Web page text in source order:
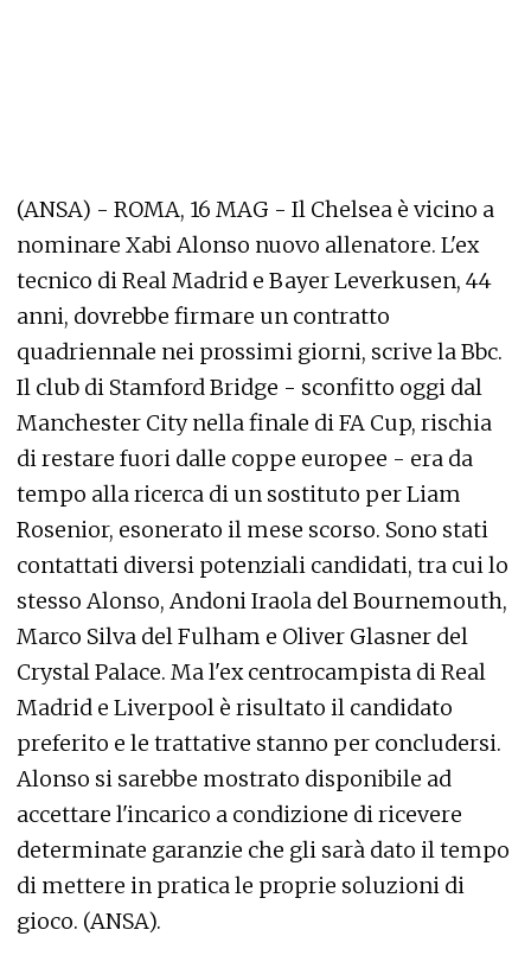
(ANSA) - ROMA, 16 MAG - Il Chelsea è vicino a
nominare Xabi Alonso nuovo allenatore. L'ex
tecnico di Real Madrid e Bayer Leverkusen, 44
anni, dovrebbe firmare un contratto
quadriennale nei prossimi giorni, scrive la Bbc.
Il club di Stamford Bridge - sconfitto oggi dal
Manchester City nella finale di FA Cup, rischia
di restare fuori dalle coppe europee - era da
tempo alla ricerca di un sostituto per Liam
Rosenior, esonerato il mese scorso. Sono stati
contattati diversi potenziali candidati, tra cui lo
stesso Alonso, Andoni Iraola del Bournemouth,
Marco Silva del Fulham e Oliver Glasner del
Crystal Palace. Ma l'ex centrocampista di Real
Madrid e Liverpool è risultato il candidato
preferito e le trattative stanno per concludersi.
Alonso si sarebbe mostrato disponibile ad
accettare l'incarico a condizione di ricevere
determinate garanzie che gli sarà dato il tempo
di mettere in pratica le proprie soluzioni di
gioco. (ANSA).